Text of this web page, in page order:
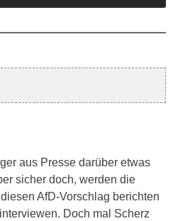
aus Presse darüber etwas
sicher doch, werden die
AfD-Vorschlag berichten
Doch mal Scherz